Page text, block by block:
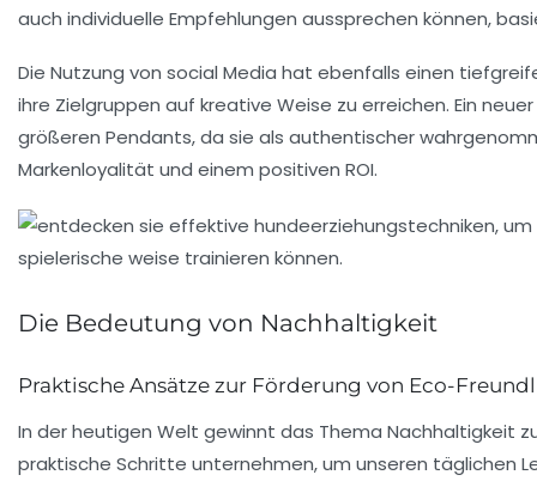
auch individuelle Empfehlungen aussprechen können,
Die Nutzung von social Media hat ebenfalls einen
ihre Zielgruppen auf kreative Weise zu erreichen. Ein
größeren Pendants, da sie als authentischer
Markenloyalität und einem positiven ROI.
Die Bedeutung von Nachhaltigkeit
Praktische Ansätze zur Förderung von Eco-
In der heutigen Welt gewinnt das Thema Nachhaltigkeit
praktische Schritte unternehmen, um unseren täglichen